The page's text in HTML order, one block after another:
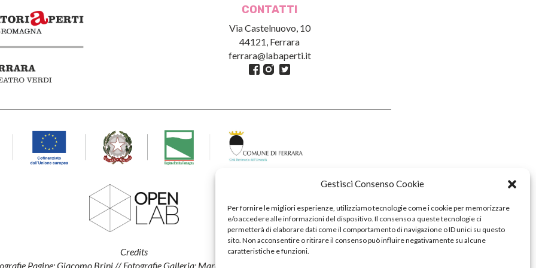
Gestisci Consenso Cookie
Per fornire le migliori esperienze, utilizziamo tecnologie come i cookie per memorizzare
e/o accedere alle informazioni del dispositivo. Il consenso a queste tecnologie ci
permetterà di elaborare dati come il comportamento di navigazione o ID unici su questo
sito. Non acconsentire o ritirare il consenso può influire negativamente su alcune
caratteristiche e funzioni.
CONTATTI
Via Castelnuovo, 10
44121, Ferrara
ferrara@labaperti.it
Credits
Pagine: Giacomo Brini // Fotografie Galleria: Marco Caselli